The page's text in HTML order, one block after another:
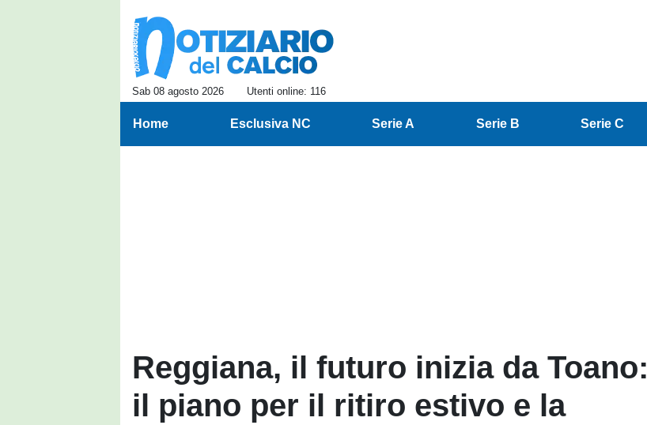
Sab 08 agosto 2026 Utenti online: 116
Home Esclusiva NC Serie A Serie B Serie C
Reggiana, il futuro inizia da Toano:
il piano per il ritiro estivo e la